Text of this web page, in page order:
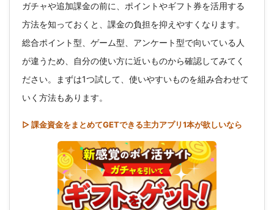
ガチャや追加課金の前に、ポイントやギフト券を活用する
方法を知っておくと、課金の負担を抑えやすくなります。
総合ポイント型、ゲーム型、アンケート型で向いている人
が違うため、自分の使い方に近いものから確認してみてく
ださい。まずは1つ試して、使いやすいものを組み合わせて
いく方法もあります。
▷ 課金資金をまとめてGETできる主力アプリ1本が欲しいなら